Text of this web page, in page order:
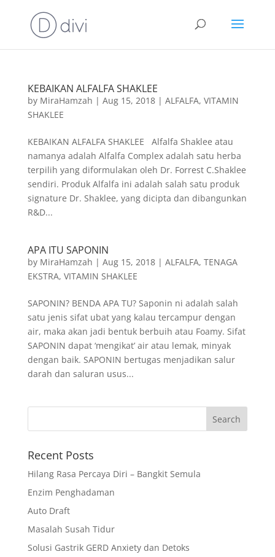
KEBAIKAN ALFALFA SHAKLEE
by MiraHamzah | Aug 15, 2018| ALFALFA, VITAMIN
SHAKLEE
KEBAIKAN ALFALFA SHAKLEE Alfalfa Shaklee atau
namanya adalah Alfalfa Complex adalah satu herba
terpilih yang diformulakan oleh Dr. Forrest C.Shaklee
sendiri. Produk Alfalfa ini adalah salah satu produk
signature Dr. Shaklee, yang dicipta dan dibangunkan
R&D...
APA ITU SAPONIN
by MiraHamzah | Aug 15, 2018| ALFALFA, TENAGA
EKSTRA, VITAMIN SHAKLEE
SAPONIN? BENDA APA TU? Saponin ni adalah salah
satu jenis sifat ubat yang kalau tercampur dengan
air, maka akan jadi bentuk berbuih atau Foamy. Sifat
SAPONIN dapat ‘mengikat’ air atau lemak, minyak
dengan baik. SAPONIN bertugas menjadikan salur
darah dan saluran usus...
Recent Posts
Hilang Rasa Percaya Diri – Bangkit Semula
Enzim Penghadaman
Auto Draft
Masalah Susah Tidur
Solusi Gastrik GERD Anxiety dan Detoks